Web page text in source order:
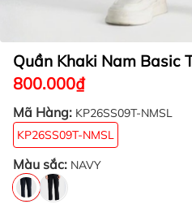
Quần Khaki Nam Basic
800.000₫
Mã Hàng: KP26SS09T-NMSL
KP26SS09T-NMSL
Màu sắc: NAVY